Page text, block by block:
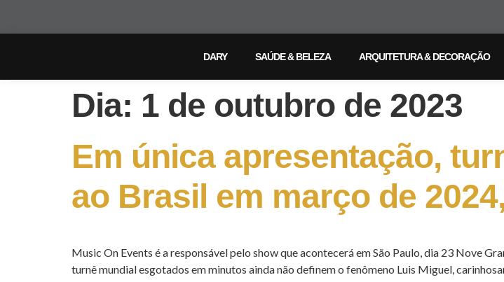
DARY SAÚDE & BELEZA ARQUITETURA & DECORAÇÃO
Dia: 1 de outubro de 2023
Em única apresentação,
ao Brasil em março de
Music On Events é a responsável pelo show que acontecerá em São Paulo, dia 23 Nove
turnê mundial esgotados em minutos ainda não definem o fenômeno Luis Miguel,